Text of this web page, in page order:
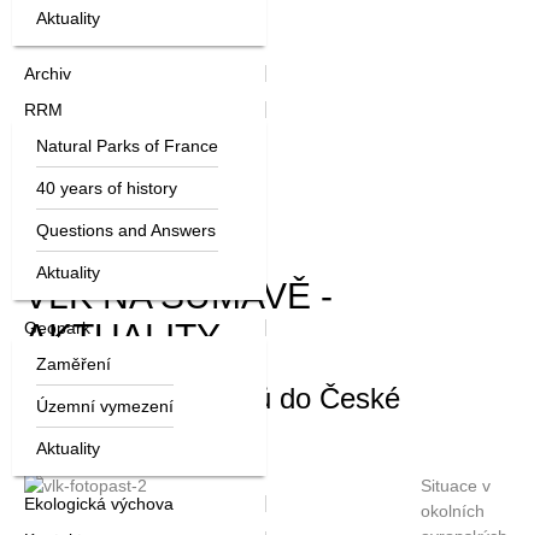
Aktuality
Archiv
RRM
Natural Parks of France
40 years of history
Questions and Answers
Aktuality
Geopark
Zaměření
Územní vymezení
Aktuality
Ekologická výchova
VLK NA ŠUMAVĚ -
AKTUALITY
Obtížný návrat vlků do České
republiky
Situace v
okolních